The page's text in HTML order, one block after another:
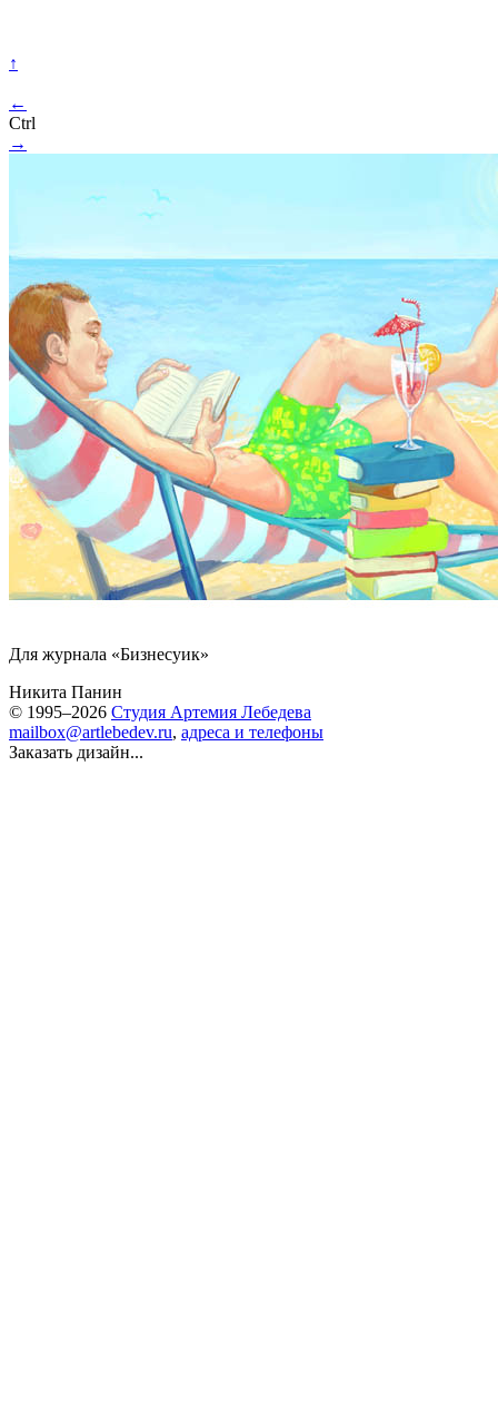
↑
←
Ctrl
→
Для журнала «Бизнесуик»
Никита Панин
© 1995–2026 Студия Артемия Лебедева
mailbox@artlebedev.ru, адреса и телефоны
Заказать дизайн...